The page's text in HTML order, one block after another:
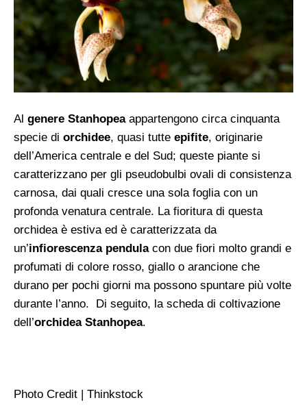
Al genere Stanhopeaappartengono circa cinquanta
specie di orchidee, quasi tutte epifite, originarie
dell’America centrale e del Sud; queste piante si
caratterizzano per gli pseudobulbi ovali di consistenza
carnosa, dai quali cresce una sola foglia con un
profonda venatura centrale. La fioritura di questa
orchidea è estiva ed è caratterizzata da
un’infiorescenza pendula con due fiori molto grandi e
profumati di colore rosso, giallo o arancione che
durano per pochi giorni ma possono spuntare più volte
durante l’anno. Di seguito, la scheda di coltivazione
dell’orchidea Stanhopea.
Photo Credit | Thinkstock